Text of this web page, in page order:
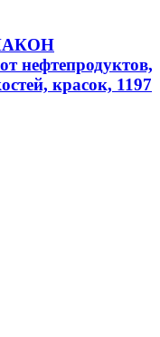
нефтепродуктов,
красок, 1197